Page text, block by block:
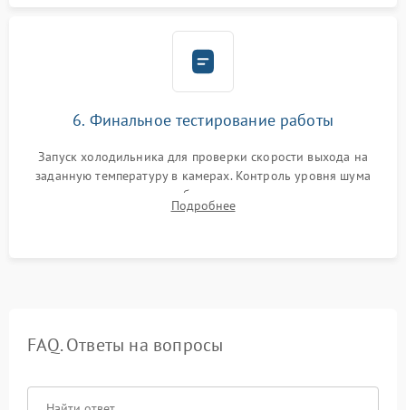
6. Финальное тестирование работы
Запуск холодильника для проверки скорости выхода на
заданную температуру в камерах. Контроль уровня шума
компрессора, отсутствия обмерзания стенок и корректного
срабатывания системы автоматической оттайки.
Подробнее
FAQ. Ответы на вопросы